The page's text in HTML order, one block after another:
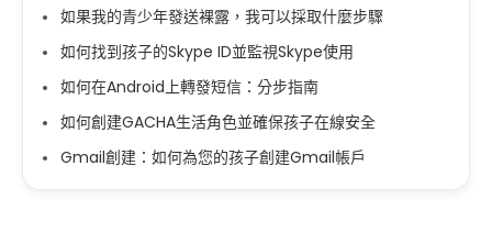
如果我的青少年發送裸露，我可以採取什麼步驟
如何找到孩子的Skype ID並監視Skype使用
如何在Android上轉發短信：分步指南
如何創建GACHA生活角色並確保孩子在線安全
Gmail創建：如何為您的孩子創建Gmail帳戶